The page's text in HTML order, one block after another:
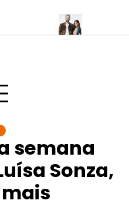
Club
semana
Sonza,